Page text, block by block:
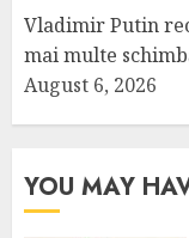
Vladimir Putin
mai multe
August 6, 2026
YOU MAY